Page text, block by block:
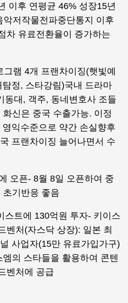
이후 연평균 46% 성장15년
저작물전파중단통지 이후
차 유료전환율이 증가하는
램 4개 프랜차이징(햇빛예
정, 스타강림)국내 드라마
동대, 객주, 동네변호사 조들
신은 중국 수출가능. 이정
익수준으로 약간 손실향후
프랜차이징 늘어나면서 수
오픈- 8월 8일 오픈하여 중
기반응 좋음
스트에 130억원 투자- 키이스
벤처(자스닥 상장): 일본 최
사업자(15만 유료가입가구)
의 스타들을 활용하여 콘텐
벤처에 공급